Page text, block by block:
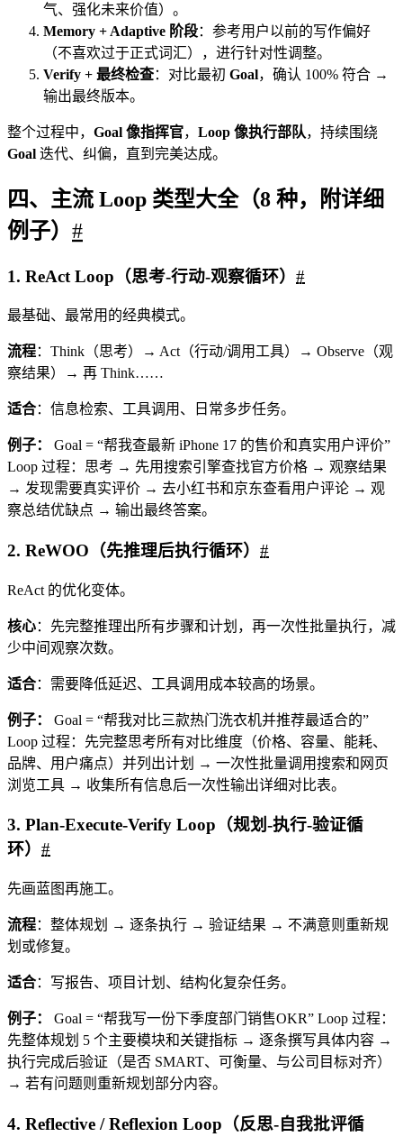
气、强化未来价值）。
Memory + Adaptive 阶段：参考用户以前的写作偏好
（不喜欢过于正式词汇），进行针对性调整。
Verify + 最终检查：对比最初 Goal，确认 100% 符合 →
输出最终版本。
整个过程中， Goal 像指挥官， Loop 像执行部队，持续围绕
Goal 迭代、纠偏，直到完美达成。
四、主流 Loop 类型大全（8 种，附详细
例子） #
1. ReAct Loop（思考-行动-观察循环） #
最基础、最常用的经典模式。
流程：Think（思考）→ Act（行动/调用工具）→ Observe（观
察结果）→ 再 Think……
适合：信息检索、工具调用、日常多步任务。
例子：
Goal = “帮我查最新 iPhone 17 的售价和真实用户评价”
Loop 过程：思考 → 先用搜索引擎查找官方价格 → 观察结果
→ 发现需要真实评价 → 去小红书和京东查看用户评论 → 观
察总结优缺点 → 输出最终答案。
2. ReWOO（先推理后执行循环） #
ReAct 的优化变体。
核心：先完整推理出所有步骤和计划，再一次性批量执行，减
少中间观察次数。
适合：需要降低延迟、工具调用成本较高的场景。
例子：
Goal = “帮我对比三款热门洗衣机并推荐最适合的”
Loop 过程：先完整思考所有对比维度（价格、容量、能耗、
品牌、用户痛点）并列出计划 → 一次性批量调用搜索和网页
浏览工具 → 收集所有信息后一次性输出详细对比表。
3. Plan-Execute-Verify Loop（规划-执行-验证循
环） #
先画蓝图再施工。
流程：整体规划 → 逐条执行 → 验证结果 → 不满意则重新规
划或修复。
适合：写报告、项目计划、结构化复杂任务。
例子：
Goal = “帮我写一份下季度部门销售OKR” Loop 过程：
先整体规划 5 个主要模块和关键指标 → 逐条撰写具体内容 →
执行完成后验证（是否 SMART、可衡量、与公司目标对齐）
→ 若有问题则重新规划部分内容。
4. Reflective / Reflexion Loop（反思-自我批评循